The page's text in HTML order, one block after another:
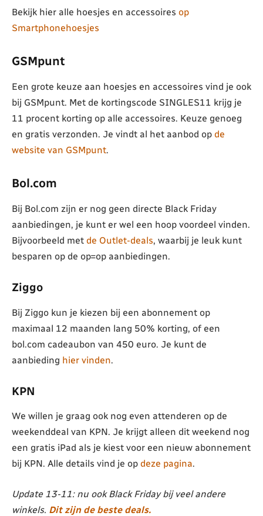
Bekijk hier alle hoesjes en accessoires op
Smartphonehoesjes
GSMpunt
Een grote keuze aan hoesjes en accessoires vind je ook
bij GSMpunt. Met de kortingscode SINGLES11 krijg je
11 procent korting op alle accessoires. Keuze genoeg
en gratis verzonden. Je vindt al het aanbod op de
website van GSMpunt.
Bol.com
Bij Bol.com zijn er nog geen directe Black Friday
aanbiedingen, je kunt er wel een hoop voordeel vinden.
Bijvoorbeeld met de Outlet-deals, waarbij je leuk kunt
besparen op de op=op aanbiedingen.
Ziggo
Bij Ziggo kun je kiezen bij een abonnement op
maximaal 12 maanden lang 50% korting, of een
bol.com cadeaubon van 450 euro. Je kunt de
aanbieding hier vinden.
KPN
We willen je graag ook nog even attenderen op de
weekenddeal van KPN. Je krijgt alleen dit weekend nog
een gratis iPad als je kiest voor een nieuw abonnement
bij KPN. Alle details vind je op deze pagina.
Update 13-11: nu ook Black Friday bij veel andere
winkels. Dit zijn de beste deals.